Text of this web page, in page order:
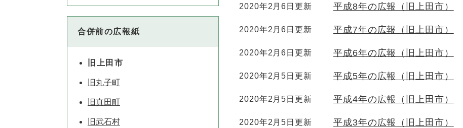
2020年2月6日更新 平成8年の広報（旧上田市）
2020年2月6日更新 平成7年の広報（旧上田市）
2020年2月6日更新 平成6年の広報（旧上田市）
2020年2月5日更新 平成5年の広報（旧上田市）
2020年2月5日更新 平成4年の広報（旧上田市）
2020年2月5日更新 平成3年の広報（旧上田市）
合併前の広報紙
旧上田市
旧丸子町
旧真田町
旧武石村